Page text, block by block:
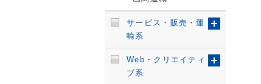
サービス・販売・運
輸系
Web・クリエイティ
ブ系